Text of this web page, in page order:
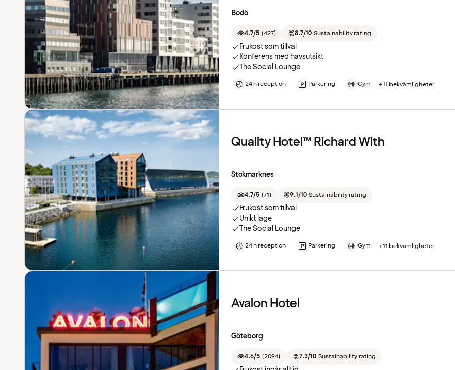
Bodö
4.7/5 (427) 8.7/10 Sustainability rating
Frukost som tillval
Konferens med havsutsikt
The Social Lounge
24 h reception Parkering Gym +11 bekvämligheter
Quality Hotel™ Richard With
Stokmarknes
4.7/5 (71) 9.1/10 Sustainability rating
Frukost som tillval
Unikt läge
The Social Lounge
24 h reception Parkering Gym +11 bekvämligheter
Avalon Hotel
Göteborg
4.6/5 (2094) 7.3/10 Sustainability rating